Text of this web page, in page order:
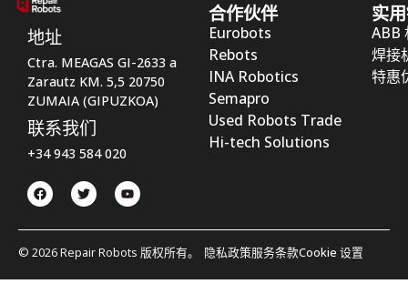
地址
Ctra. MEAGAS GI-2633 a
Zarautz KM. 5,5 20750
ZUMAIA (GIPUZKOA)
联系我们
+34 943 584 020
合作伙伴
Eurobots
Rebots
INA Robotics
Semapro
Used Robots Trade
Hi-tech Solutions
实
ABB
焊接
特惠
© 2026 Repair Robots 版权所有。 隐私政策服务条款Cookie 设置